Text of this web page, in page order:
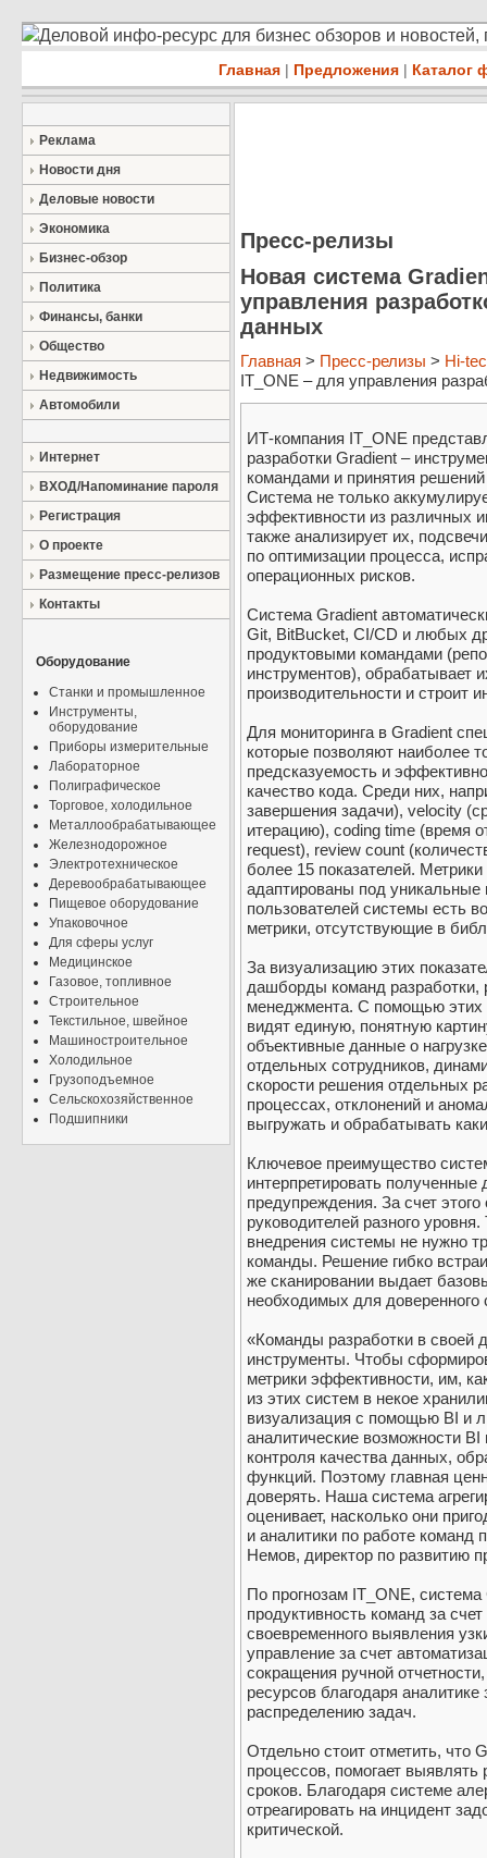
Деловой инфо-ресурс для бизнес обзоров и
Главная | Предложения | Каталог
Реклама
Новости дня
Деловые новости
Экономика
Бизнес-обзор
Политика
Финансы, банки
Общество
Недвижимость
Автомобили
Интернет
ВХОД/Напоминание пароля
Регистрация
О проекте
Размещение пресс-релизов
Контакты
Оборудование
Станки и промышленное
Инструменты,
оборудование
Приборы измерительные
Лабораторное
Полиграфическое
Торговое, холодильное
Металлообрабатывающее
Железнодорожное
Электротехническое
Деревообрабатывающее
Пищевое оборудование
Упаковочное
Для сферы услуг
Медицинское
Газовое, топливное
Строительное
Текстильное, швейное
Машиностроительное
Холодильное
Грузоподъемное
Сельскохозяйственное
Подшипники
Пресс-релизы
Новая система
управления
данных
Главная > Пресс-релизы > Hi-
IT_ONE – для управления
ИТ-компания IT_ONE
разработки Gradient –
командами и принятия
Система не только
эффективности из различных
также анализирует их,
по оптимизации процесса,
операционных рисков.
Система Gradient
Git, BitBucket, CI/CD и любых
продуктовыми командами
инструментов), обрабатывает
производительности и строит
Для мониторинга в Gradient
которые позволяют наиболее
предсказуемость и
качество кода. Среди них,
завершения задачи), velocity
итерацию), coding time (время
request), review count
более 15 показателей.
адаптированы под
пользователей системы есть
метрики, отсутствующие в
За визуализацию этих
дашборды команд разработки,
менеджмента. С помощью этих
видят единую, понятную
объективные данные о
отдельных сотрудников,
скорости решения отдельных
процессах, отклонений и
выгружать и обрабатывать
Ключевое преимущество
интерпретировать
предупреждения. За счет
руководителей разного
внедрения системы не нужно
команды. Решение гибко
же сканировании выдает
необходимых для доверенного
«Команды разработки в своей
инструменты. Чтобы
метрики эффективности, им,
из этих систем в некое
визуализация с помощью BI и
аналитические возможности
контроля качества данных,
функций. Поэтому главная
доверять. Наша система
оценивает, насколько они
и аналитики по работе команд
Немов, директор по развитию
По прогнозам IT_ONE,
продуктивность команд за
своевременного выявления
управление за счет
сокращения ручной
ресурсов благодаря аналитике
распределению задач.
Отдельно стоит отметить, что
процессов, помогает выявлять
сроков. Благодаря системе
отреагировать на инцидент
критической.